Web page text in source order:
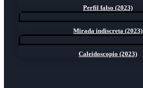
Perfil falso (2023)
Mirada indiscreta (2023)
Caleidoscopio (2023)